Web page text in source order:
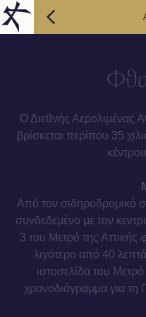
Ο Διεθνής Αερολιμένας
βρίσκεται περίπου 35
Από τον σιδηροδρομικό
συνδεδεμένο με τον
3 του Μετρό της Αττικής
λιγότερο από 40
ιστοσελίδα του
χρονοδιάγραμμα για τη